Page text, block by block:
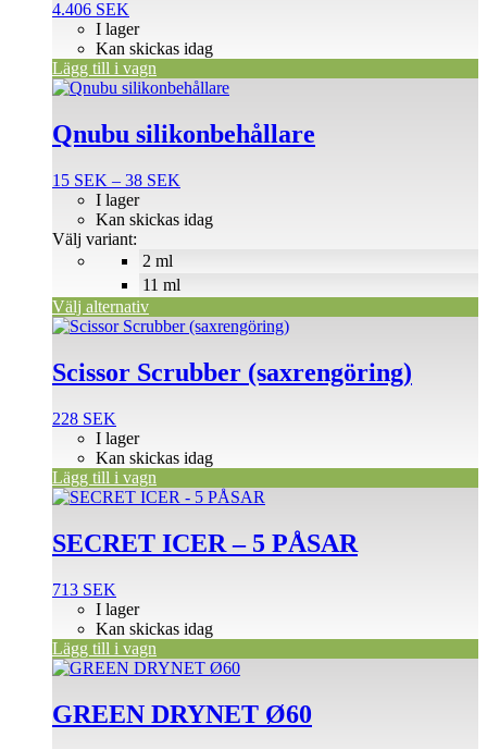
4.406 SEK
I lager
Kan skickas idag
Lägg till i vagn
Qnubu silikonbehållare
15 SEK – 38 SEK
till
2 ml
11 ml
I lager
Kan skickas idag
Välj variant:
Välj alternativ
Den
produkten
har
varianter.
olika
alternativen
på
produktsidan
Scissor Scrubber (saxrengöring)
228 SEK
I lager
Kan skickas idag
Lägg till i vagn
SECRET ICER – 5 PÅSAR
713 SEK
I lager
Kan skickas idag
Lägg till i vagn
GREEN DRYNET Ø60